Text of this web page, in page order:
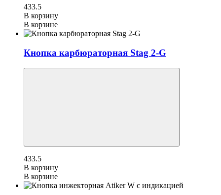
433.5
В корзину
В корзине
Кнопка карбюраторная Stag 2-G
433.5
В корзину
В корзине